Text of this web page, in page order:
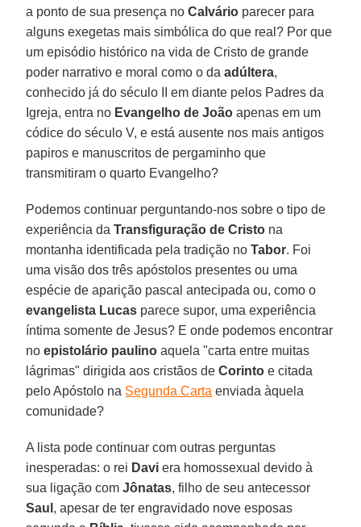
a ponto de sua presença noCalvário parecer para
alguns exegetas mais simbólica do que real? Por que
um episódio histórico na vida de Cristo de grande
poder narrativo e moral como o daadúltera,
conhecido já do século II em diante pelos Padres da
Igreja, entra no Evangelho de João apenas em um
códice do século V, e está ausente nos mais antigos
papiros e manuscritos de pergaminho que
transmitiram o quarto Evangelho?
Podemos continuar perguntando-nos sobre o tipo de
experiência daTransfiguração de Cristo na
montanha identificada pela tradição noTabor. Foi
uma visão dos três apóstolos presentes ou uma
espécie de aparição pascal antecipada ou, como o
evangelista Lucas parece supor, uma experiência
íntima somente de Jesus? E onde podemos encontrar
noepistolário paulino aquela "carta entre muitas
lágrimas" dirigida aos cristãos deCorinto e citada
pelo Apóstolo na Segunda Carta enviada àquela
comunidade?
A lista pode continuar com outras perguntas
inesperadas: o rei Davi era homossexual devido à
sua ligação comJônatas, filho de seu antecessor
Saul , apesar de ter engravidado nove esposas